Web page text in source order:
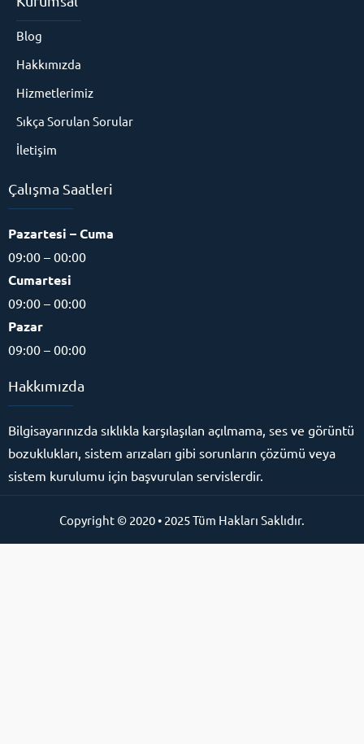
Blog
Hakkımızda
Hizmetlerimiz
Sıkça Sorulan Sorular
İletişim
Çalışma Saatleri
Pazartesi – Cuma
09:00 – 00:00
Cumartesi
09:00 – 00:00
Pazar
09:00 – 00:00
Hakkımızda
Bilgisayarınızda sıklıkla karşılaşılan açılmama, ses ve görüntü
bozuklukları, sistem arızaları gibi sorunların çözümü veya
sistem kurulumu için başvurulan servislerdir.
Copyright © 2020 • 2025 Tüm Hakları Saklıdır.